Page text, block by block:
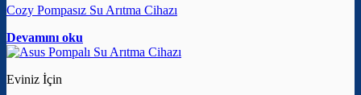
Cozy Pompasız Su Arıtma Cihazı
Devamını oku
Eviniz İçin